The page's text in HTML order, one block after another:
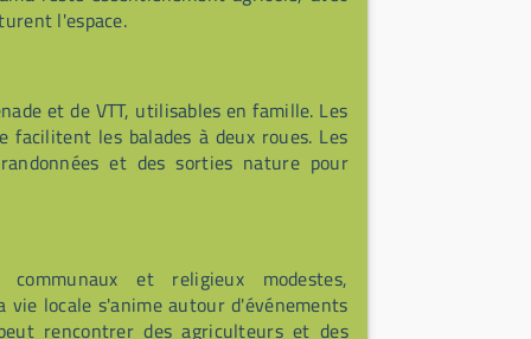
l'espace.
et de VTT, utilisables en famille. Les
les balades à deux roues. Les
et des sorties nature pour
et religieux modestes,
locale s'anime autour d'événements
rencontrer des agriculteurs et des